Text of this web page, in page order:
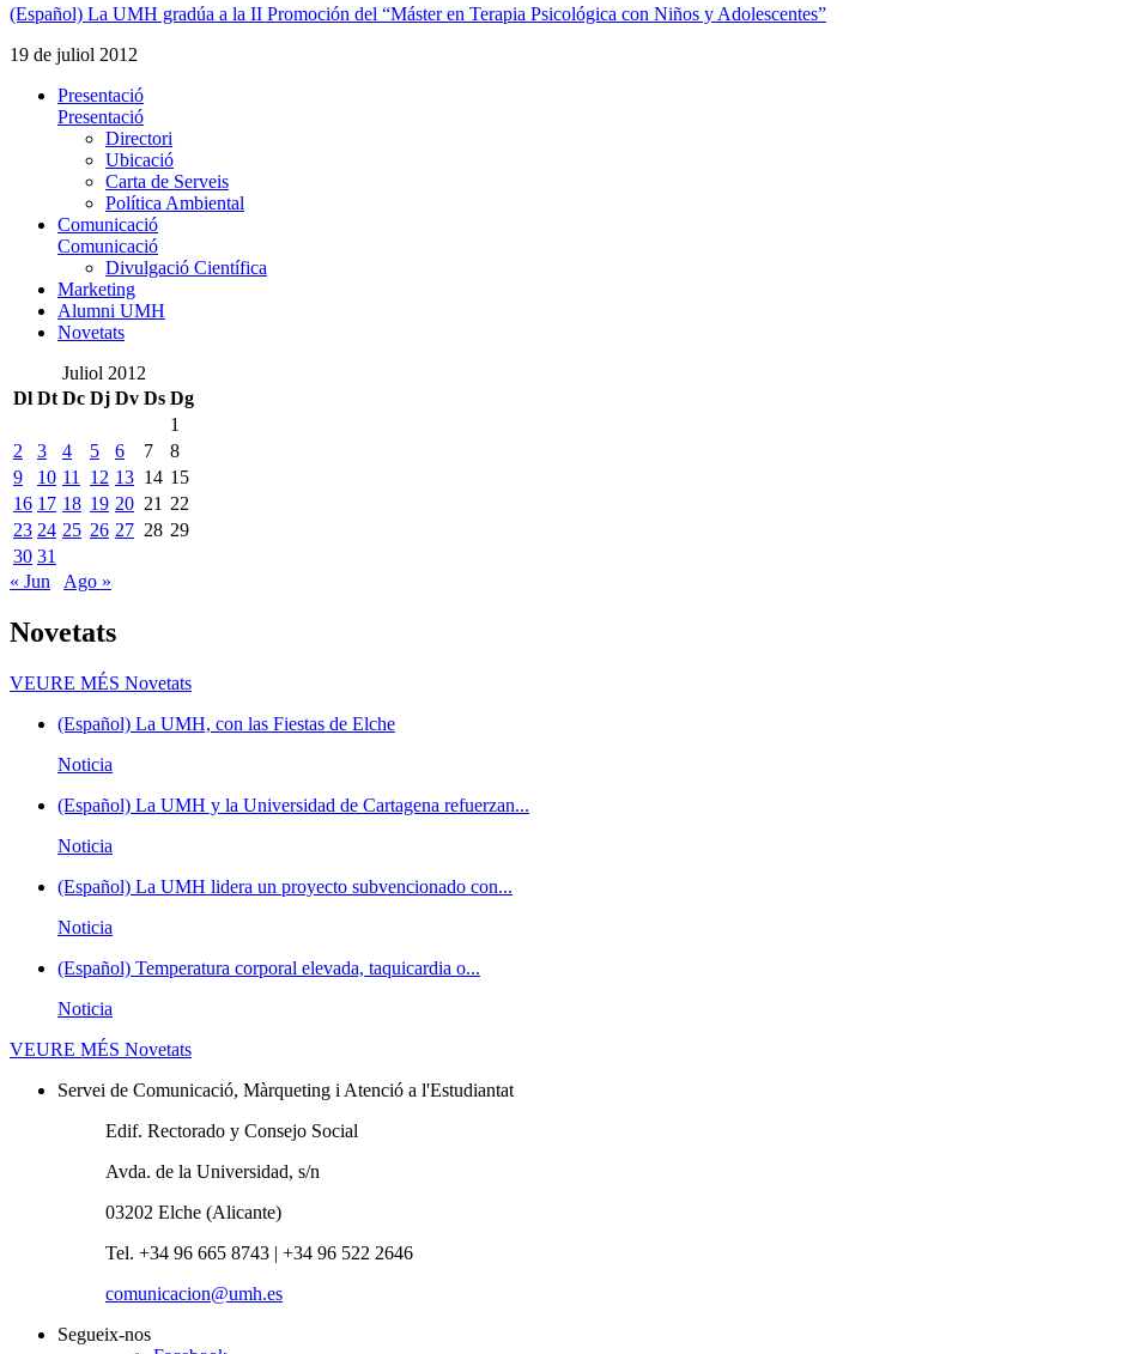
(Español) La UMH gradúa a la II Promoción del “Máster en Terapia Psicológica con Niños y Adolescentes”
19 de juliol 2012
Presentació
Presentació
Directori
Ubicació
Carta de Serveis
Política Ambiental
Comunicació
Comunicació
Divulgació Científica
Marketing
Alumni UMH
Novetats
Juliol 2012
Dl Dt Dc Dj Dv Ds Dg
1
2
3 4 5 6 7
8
9
10 11 12 13 14 15
16 17 18 19 20 21 22
23 24 25 26 27 28 29
30 31
« Jun
Ago »
Novetats
VEURE MÉS Novetats
(Español) La UMH, con las Fiestas de Elche
Noticia
(Español) La UMH y la Universidad de Cartagena refuerzan...
Noticia
(Español) La UMH lidera un proyecto subvencionado con...
Noticia
(Español) Temperatura corporal elevada, taquicardia o...
Noticia
VEURE MÉS Novetats
Servei de Comunicació, Màrqueting i Atenció a l'Estudiantat
Edif. Rectorado y Consejo Social
Avda. de la Universidad, s/n
03202 Elche (Alicante)
Tel. +34 96 665 8743 | +34 96 522 2646
comunicacion@umh.es
Segueix-nos